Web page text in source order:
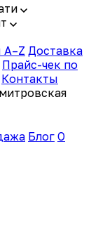
Доставка
Прайс-чек по
Контакты
Блог О